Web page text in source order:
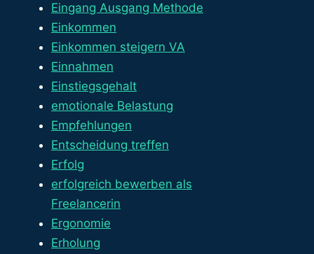
Eingang Ausgang Methode
Einkommen
Einkommen steigern VA
Einnahmen
Einstiegsgehalt
emotionale Belastung
Empfehlungen
Entscheidung treffen
Erfolg
erfolgreich bewerben als
Freelancerin
Ergonomie
Erholung